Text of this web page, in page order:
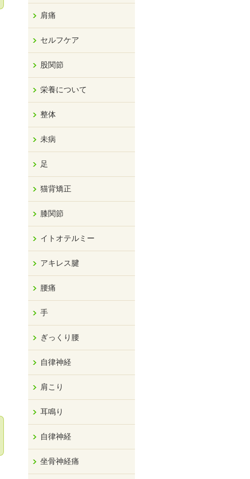
肩痛
セルフケア
股関節
栄養について
整体
未病
足
猫背矯正
膝関節
イトオテルミー
アキレス腱
腰痛
手
ぎっくり腰
自律神経
肩こり
耳鳴り
自律神経
坐骨神経痛